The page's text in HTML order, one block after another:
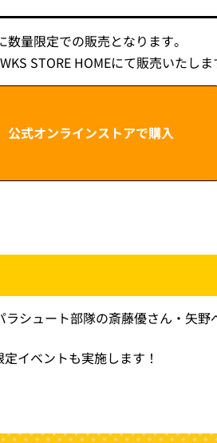
量限定での販売となります。
STORE HOMEにて販売いたし
公式オンラインストアで購入
シュート部隊の斎藤優さん・矢
イベントも実施します！